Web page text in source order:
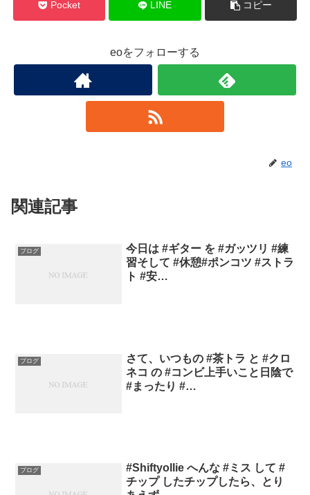
Pocket LINE コピー
eoをフォローする
eo
関連記事
ブログ
今日は #ギター を #ガッツリ #練
習そして #休憩#ポンコツ #ストラ
ト #安…
ブログ
さて、いつもの #茶トラ と #クロ
ネコ の #コンビ上手いこと日陰で
#まったり #…
ブログ
#Shiftyollie へんな #ミス して #
チップ したチップしたら、とり